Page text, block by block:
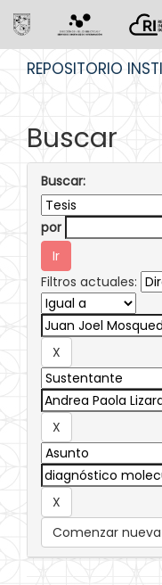
REPOSITORIO
Buscar
Buscar:
por
Filtros actuales:
Comenzar